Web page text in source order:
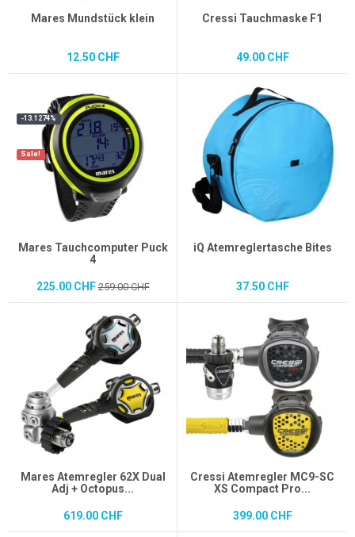
Mares Mundstück klein
12.50 CHF
Cressi Tauchmaske F1
49.00 CHF
Sale!
Mares Tauchcomputer Puck
4
225.00 CHF259.00 CHF
-13.1274%
iQ Atemreglertasche Bites
37.50 CHF
Mares Atemregler 62X Dual
Adj + Octopus...
619.00 CHF
Cressi Atemregler MC9-SC
XS Compact Pro...
399.00 CHF